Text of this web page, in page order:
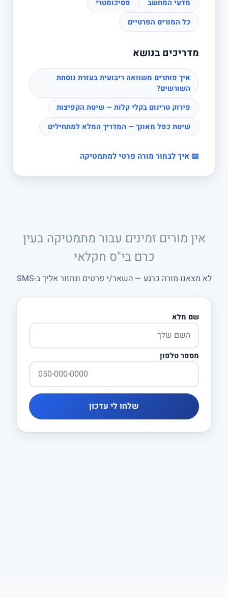
מדעי המחשב
פסיכומטרי
כל המורים הפרטיים
מדריכים בנושא
איך פותרים משוואה ריבועית בעזרת נוסחת
השורשים?
פירוק טרינום בקלי קלות — שיטת הקפיצות
שיטת כפל מאונך — המדריך המלא למתחילים
📖 איך לבחור מורה פרטי למתמטיקה
אין מורים זמינים עבור מתמטיקה בעין
כרם בי"ס חקלאי
לא מצאנו מורה כרגע — השאר/י פרטים ונחזור אליך ב-SMS
שם מלא
מספר טלפון
שלחו לי עדכון